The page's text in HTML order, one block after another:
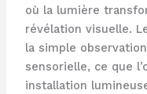
où la lumière
révélation visuelle.
la simple
sensorielle, ce que
installation